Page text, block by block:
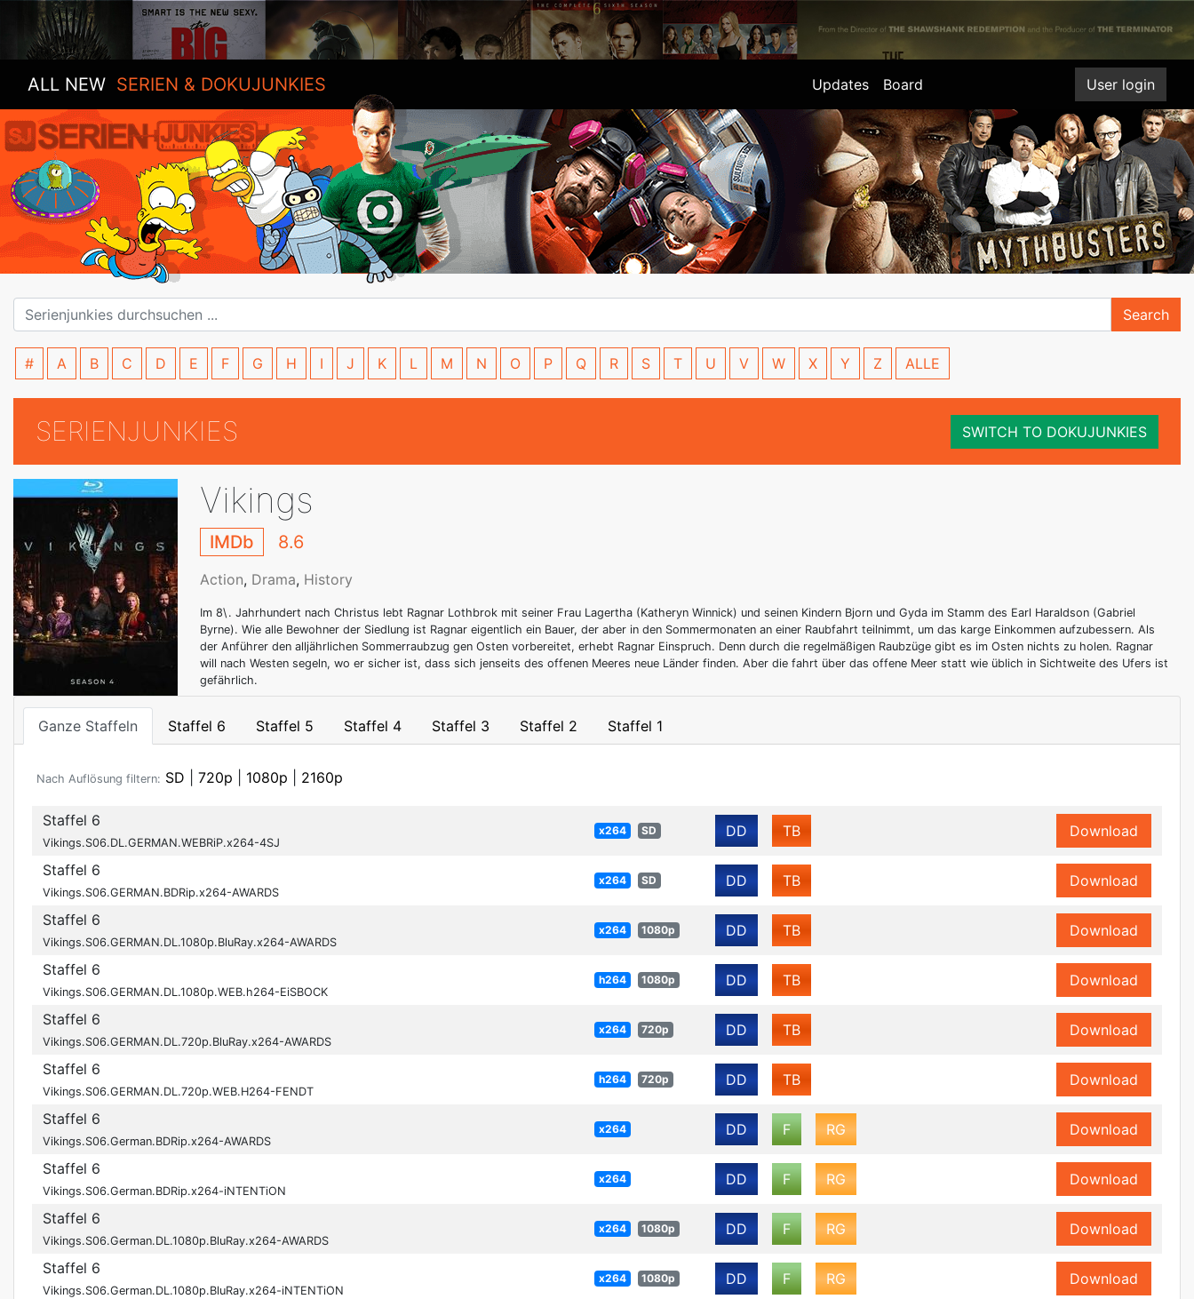
ALL NEW SERIEN & DOKUJUNKIES Updates Board User login
Search
# A B C D E F G H I J K L M N O P Q R S T U V W X Y Z ALLE
SERIENJUNKIES SWITCH TO DOKUJUNKIES
Vikings
IMDb 8.6
Action, Drama, History
Im 8\. Jahrhundert nach Christus lebt Ragnar Lothbrok mit seiner Frau Lagertha (Katheryn Winnick) und seinen Kindern Bjorn und Gyda im Stamm des Earl Haraldson (Gabriel
Byrne). Wie alle Bewohner der Siedlung ist Ragnar eigentlich ein Bauer, der aber in den Sommermonaten an einer Raubfahrt teilnimmt, um das karge Einkommen aufzubessern. Als
der Anführer den alljährlichen Sommerraubzug gen Osten vorbereitet, erhebt Ragnar Einspruch. Denn durch die regelmäßigen Raubzüge gibt es im Osten nichts zu holen. Ragnar
will nach Westen segeln, wo er sicher ist, dass sich jenseits des offenen Meeres neue Länder finden. Aber die fahrt über das offene Meer statt wie üblich in Sichtweite des Ufers ist
gefährlich.
Ganze Staffeln Staffel 6 Staffel 5 Staffel 4 Staffel 3 Staffel 2 Staffel 1
Nach Auflösung filtern: SD 720p 1080p 2160p
Staffel 6
Vikings.S06.DL.GERMAN.WEBRiP.x264-4SJ
x264 SD DD TB Download
Staffel 6
Vikings.S06.GERMAN.BDRip.x264-AWARDS
x264 SD DD TB Download
Staffel 6
Vikings.S06.GERMAN.DL.1080p.BluRay.x264-AWARDS
x264 1080p DD TB Download
Staffel 6
Vikings.S06.GERMAN.DL.1080p.WEB.h264-EiSBOCK
h264 1080p DD TB Download
Staffel 6
Vikings.S06.GERMAN.DL.720p.BluRay.x264-AWARDS
x264 720p DD TB Download
Staffel 6
Vikings.S06.GERMAN.DL.720p.WEB.H264-FENDT
h264 720p DD TB Download
Staffel 6
Vikings.S06.German.BDRip.x264-AWARDS
x264 DD F RG Download
Staffel 6
Vikings.S06.German.BDRip.x264-iNTENTiON
x264 DD F RG Download
Staffel 6
Vikings.S06.German.DL.1080p.BluRay.x264-AWARDS
x264 1080p DD F RG Download
Staffel 6
Vikings.S06.German.DL.1080p.BluRay.x264-iNTENTiON
x264 1080p DD F RG Download